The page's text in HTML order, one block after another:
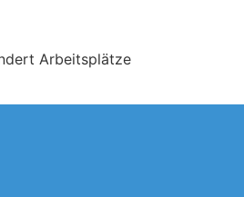
Arbeitsplätze